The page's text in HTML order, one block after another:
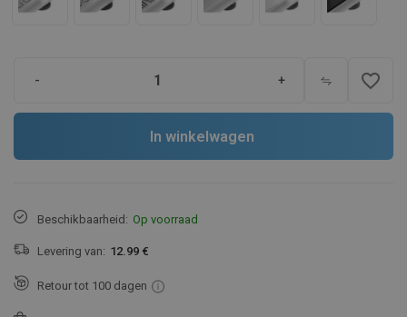
- + favorite_border
In winkelwagen
Beschikbaarheid: Op voorraad
Levering van: 12.99 €
Retour tot 100 dagen